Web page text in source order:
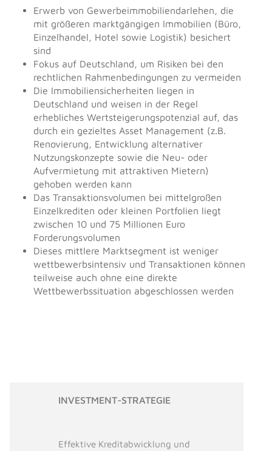
Erwerb von Gewerbeimmobiliendarlehen, die
mit größeren marktgängigen Immobilien (Büro,
Einzelhandel, Hotel sowie Logistik) besichert
sind
Fokus auf Deutschland, um Risiken bei den
rechtlichen Rahmenbedingungen zu vermeiden
Die Immobiliensicherheiten liegen in
Deutschland und weisen in der Regel
erhebliches Wertsteigerungspotenzial auf, das
durch ein gezieltes Asset Management (z.B.
Renovierung, Entwicklung alternativer
Nutzungskonzepte sowie die Neu- oder
Aufvermietung mit attraktiven Mietern)
gehoben werden kann
Das Transaktionsvolumen bei mittelgroßen
Einzelkrediten oder kleinen Portfolien liegt
zwischen 10 und 75 Millionen Euro
Forderungsvolumen
Dieses mittlere Marktsegment ist weniger
wettbewerbsintensiv und Transaktionen können
teilweise auch ohne eine direkte
Wettbewerbssituation abgeschlossen werden
INVESTMENT-STRATEGIE
Effektive Kreditabwicklung und